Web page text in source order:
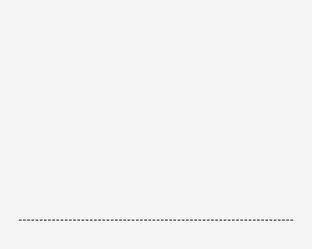
------------------------------------------------------------------